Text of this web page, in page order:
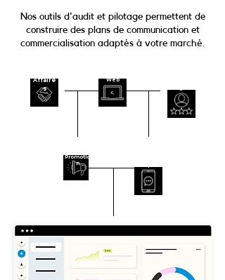
Nos outils d'audit et pilotage permettent de
construire des plans de communication et
commercialisation adaptés à votre marché.
Affaire
s
Web
e
Promotio
n
l